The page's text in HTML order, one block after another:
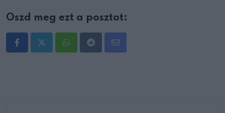
Oszd meg ezt a posztot:
WhatsappRedditShare